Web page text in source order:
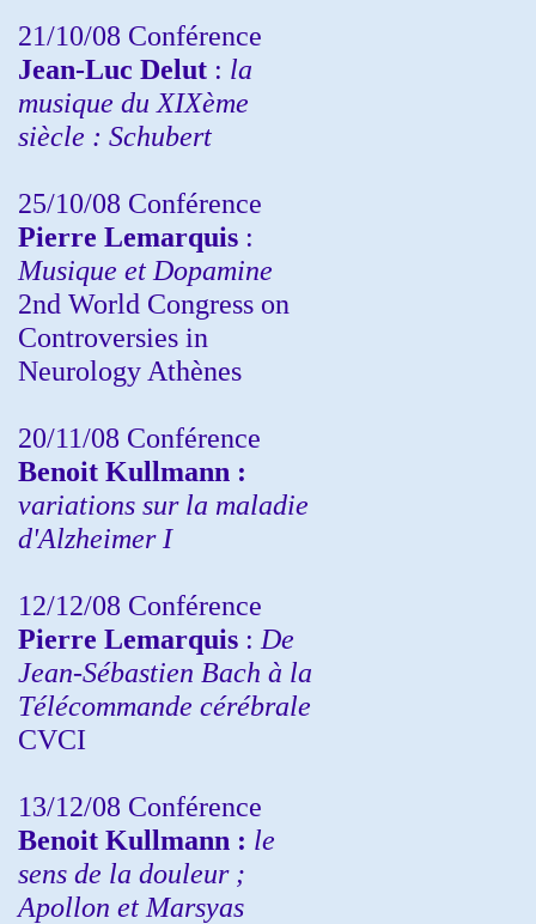
21/10/08 Conférence
Jean-Luc Delut : la
musique du XIXème
siècle : Schubert
25/10/08 Conférence
Pierre Lemarquis :
Musique et Dopamine
2nd World Congress on
Controversies in
Neurology Athènes
20/11/08 Conférence
Benoit Kullmann :
variations sur la maladie
d'Alzheimer I
12/12/08 Conférence
Pierre Lemarquis : De
Jean-Sébastien Bach à la
Télécommande cérébrale
CVCI
13/12/08 Conférence
Benoit Kullmann : le
sens de la douleur ;
Apollon et Marsyas